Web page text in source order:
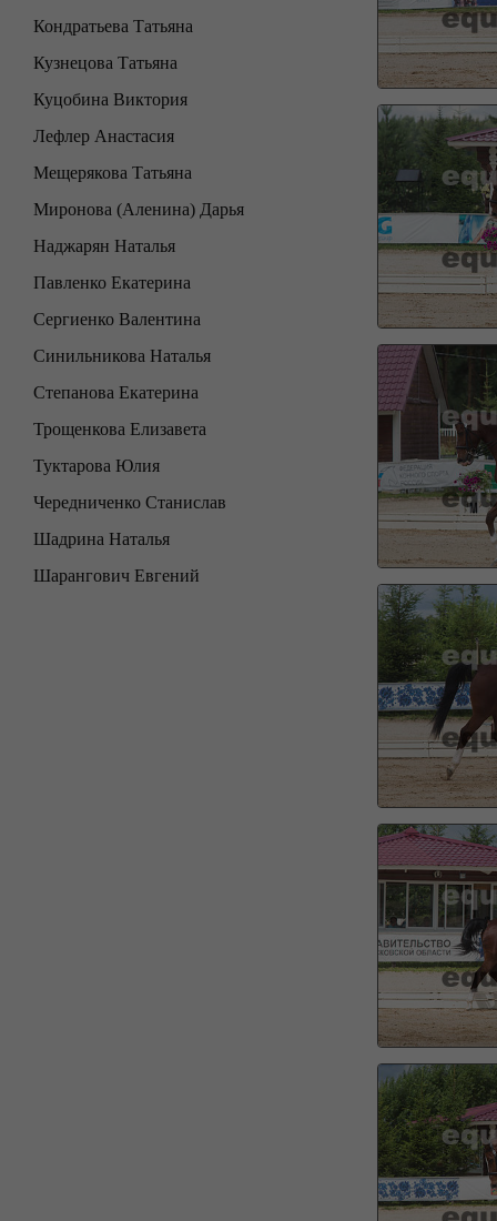
Кондратьева Татьяна
Кузнецова Татьяна
Куцобина Виктория
Лефлер Анастасия
Мещерякова Татьяна
Миронова (Аленина) Дарья
Наджарян Наталья
Павленко Екатерина
Сергиенко Валентина
Синильникова Наталья
Степанова Екатерина
Трощенкова Елизавета
Туктарова Юлия
Чередниченко Станислав
Шадрина Наталья
Шарангович Евгений